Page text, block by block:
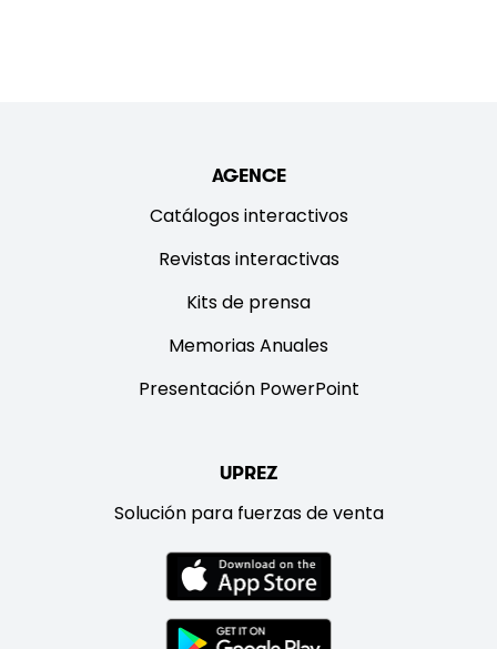
AGENCE
Catálogos interactivos
Revistas interactivas
Kits de prensa
Memorias Anuales
Presentación PowerPoint
UPREZ
Solución para fuerzas de venta